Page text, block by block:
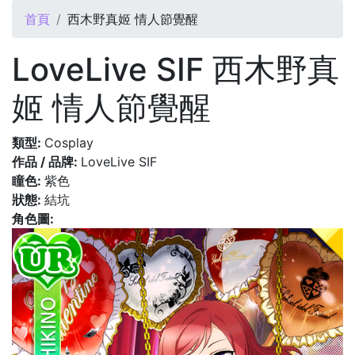
您在這裡
首頁 西木野真姬 情人節覺醒
LoveLive SIF 西木野真
姬 情人節覺醒
類型: Cosplay
作品 / 品牌: LoveLive SIF
瞳色: 紫色
狀態: 結坑
角色圖: